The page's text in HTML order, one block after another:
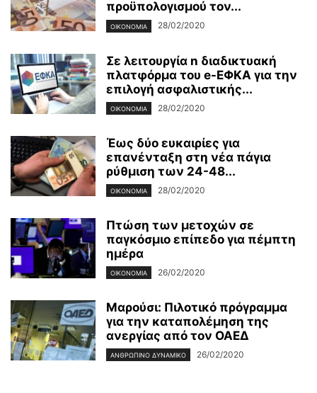
προϋπολογισμού τον...
ΟΙΚΟΝΟΜΊΑ 28/02/2020
Σε λειτουργία n διαδικτυακή
πλατφόρμα του e-ΕΦΚΑ για την
επιλογή ασφαλιστικής...
ΟΙΚΟΝΟΜΊΑ 28/02/2020
Έως δύο ευκαιρίες για
επανένταξη στη νέα πάγια
ρύθμιση των 24-48...
ΟΙΚΟΝΟΜΊΑ 28/02/2020
Πτώση των μετοχών σε
παγκόσμιο επίπεδο για πέμπτη
ημέρα
ΟΙΚΟΝΟΜΊΑ 26/02/2020
Μαρούσι: Πιλοτικό πρόγραμμα
για την καταπολέμηση της
ανεργίας από τον ΟΑΕΔ
ΑΝΘΡΏΠΙΝΟ ΔΥΝΑΜΙΚΌ 26/02/2020